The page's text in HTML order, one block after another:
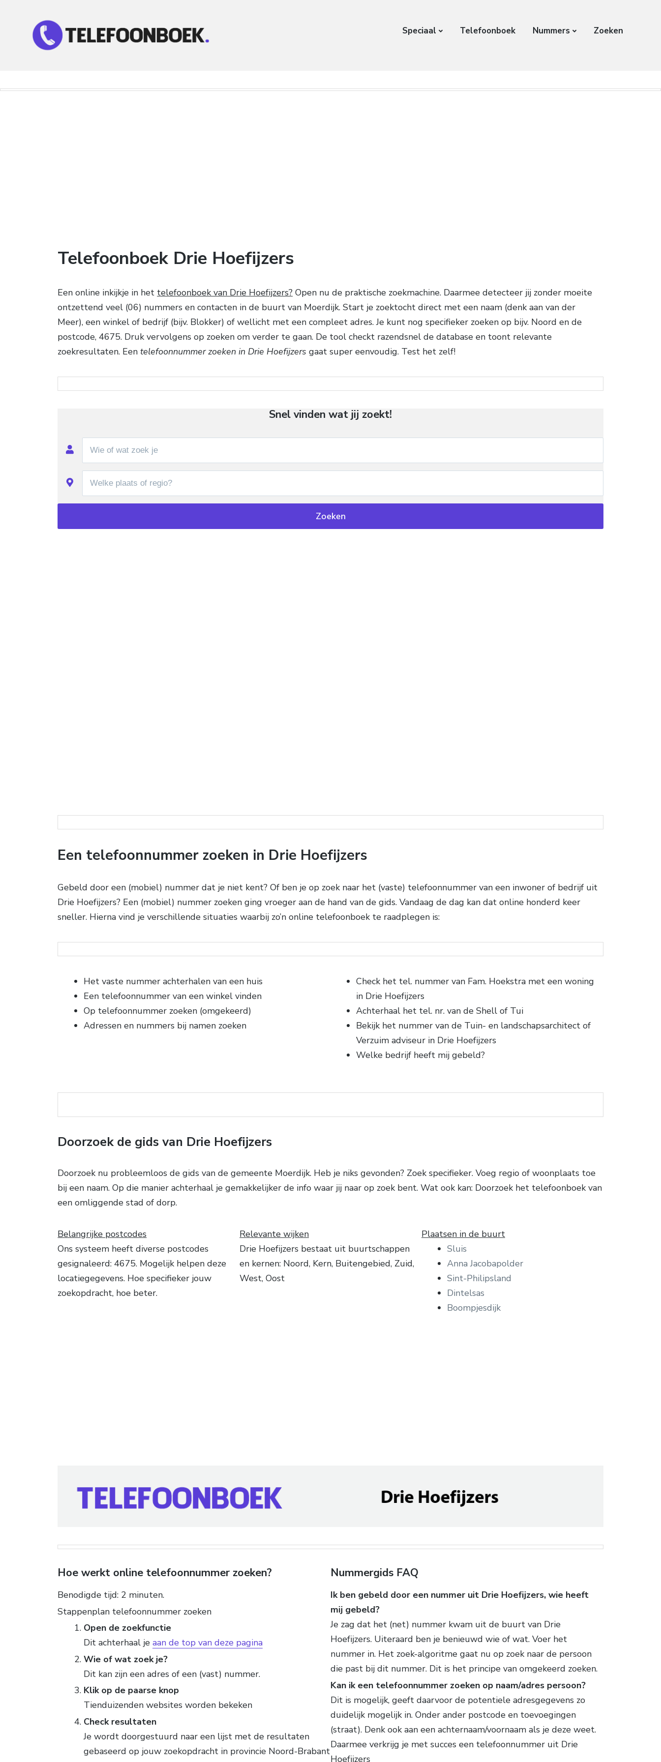
Speciaal Telefoonboek Nummers Zoeken
Telefoonboek Drie Hoefijzers
Een online inkijkje in het telefoonboek van Drie Hoefijzers? Open nu de praktische zoekmachine. Daarmee detecteer jij zonder moeite
ontzettend veel (06) nummers en contacten in de buurt van Moerdijk. Start je zoektocht direct met een naam (denk aan van der
Meer), een winkel of bedrijf (bijv. Blokker) of wellicht met een compleet adres. Je kunt nog specifieker zoeken op bijv. Noord en de
postcode, 4675. Druk vervolgens op zoeken om verder te gaan. De tool checkt razendsnel de database en toont relevante
zoekresultaten. Eentelefoonnummer zoeken in Drie Hoefijzers gaat super eenvoudig. Test het zelf!
Snel vinden wat jij zoekt!
Een telefoonnummer zoeken in Drie Hoefijzers
Gebeld door een (mobiel) nummer dat je niet kent? Of ben je op zoek naar het (vaste) telefoonnummer van een inwoner of bedrijf uit
Drie Hoefijzers? Een (mobiel) nummer zoeken ging vroeger aan de hand van de gids. Vandaag de dag kan dat online honderd keer
sneller. Hierna vind je verschillende situaties waarbij zo’n online telefoonboek te raadplegen is:
Het vaste nummer achterhalen van een huis
Een telefoonnummer van een winkel vinden
Op telefoonnummer zoeken (omgekeerd)
Adressen en nummers bij namen zoeken
Check het tel. nummer van Fam. Hoekstra met een woning
in Drie Hoefijzers
Achterhaal het tel. nr. van de Shell of Tui
Bekijk het nummer van de Tuin- en landschapsarchitect of
Verzuim adviseur in Drie Hoefijzers
Welke bedrijf heeft mij gebeld?
Doorzoek de gids van Drie Hoefijzers
Doorzoek nu probleemloos de gids van de gemeente Moerdijk. Heb je niks gevonden? Zoek specifieker. Voeg regio of woonplaats toe
bij een naam. Op die manier achterhaal je gemakkelijker de info waar jij naar op zoek bent. Wat ook kan: Doorzoek het telefoonboek van
een omliggende stad of dorp.
Belangrijke postcodes
Ons systeem heeft diverse postcodes
gesignaleerd: 4675. Mogelijk helpen deze
locatiegegevens. Hoe specifieker jouw
zoekopdracht, hoe beter.
Relevante wijken
Drie Hoefijzers bestaat uit buurtschappen
en kernen: Noord, Kern, Buitengebied, Zuid,
West, Oost
Plaatsen in de buurt
Sluis
Anna Jacobapolder
Sint-Philipsland
Dintelsas
Boompjesdijk
Hoe werkt online telefoonnummer zoeken?
Benodigde tijd: 2 minuten.
Stappenplan telefoonnummer zoeken
Open de zoekfunctie
Dit achterhaal je aan de top van deze pagina
Wie of wat zoek je?
Dit kan zijn een adres of een (vast) nummer.
Klik op de paarse knop
Tienduizenden websites worden bekeken
Check resultaten
Je wordt doorgestuurd naar een lijst met de resultaten
gebaseerd op jouw zoekopdracht in provincie Noord-Brabant
Nummergids FAQ
Ik ben gebeld door een nummer uit Drie Hoefijzers, wie heeft
mij gebeld?
Je zag dat het (net) nummer kwam uit de buurt van Drie
Hoefijzers. Uiteraard ben je benieuwd wie of wat. Voer het
nummer in. Het zoek-algoritme gaat nu op zoek naar de persoon
die past bij dit nummer. Dit is het principe van omgekeerd zoeken.
Kan ik een telefoonnummer zoeken op naam/adres persoon?
Dit is mogelijk, geeft daarvoor de potentiele adresgegevens zo
duidelijk mogelijk in. Onder ander postcode en toevoegingen
(straat). Denk ook aan een achternaam/voornaam als je deze weet.
Daarmee verkrijg je met succes een telefoonnummer uit Drie
Hoefijzers